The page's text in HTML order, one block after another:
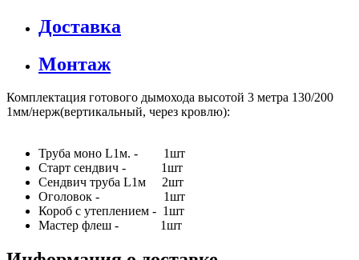
Доставка
Монтаж
Комплектация готового дымохода высотой 3 метра 130/200
1мм/нерж(вертикальный, через кровлю):
Труба моно L1м. - 1шт
Старт сендвич - 1шт
Сендвич труба L1м 2шт
Оголовок - 1шт
Короб с утеплением - 1шт
Мастер флеш - 1шт